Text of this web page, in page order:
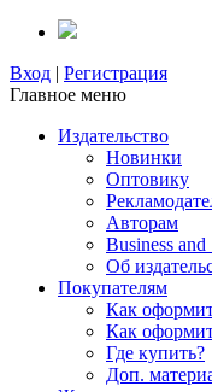
Вход | Регистрация
Главное меню
Издательство
Новинки
Оптовику
Авторам
Business
Об
Покупателям
Как
Как
Где купить?
Доп.